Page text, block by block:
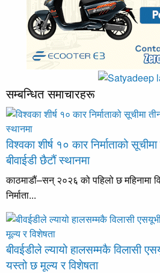
सम्बन्धित समाचारहरू
विश्वका शीर्ष १० कार निर्माताको
बीवाईडी छैटौं स्थानमा
काठमाडौं–सन् २०२६ को पहिलो छ महिनामा
निर्माता...
बीवईडीले ल्यायो हालसम्मकै विलासी
यस्तो छ मूल्य र विशेषता